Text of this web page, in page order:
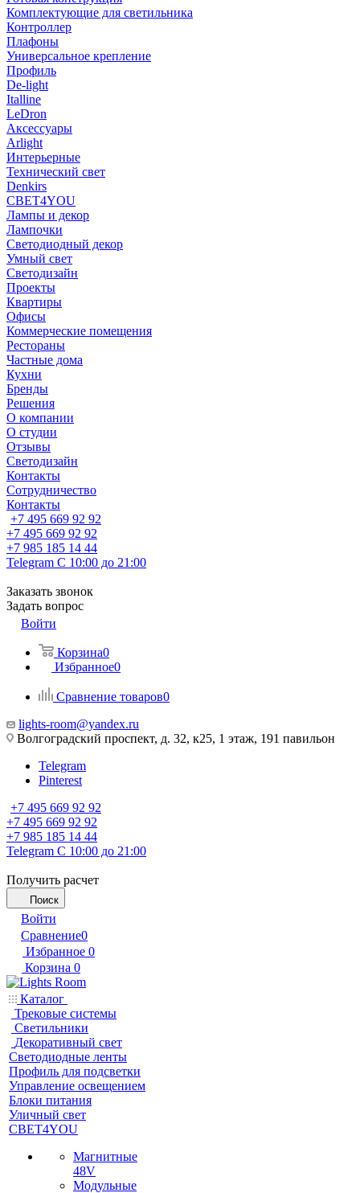
Комплектующие для светильника
Контроллер
Плафоны
Универсальное крепление
Профиль
De-light
Italline
LeDron
Аксессуары
Arlight
Интерьерные
Технический свет
Denkirs
СВЕТ4YOU
Лампы и декор
Лампочки
Светодиодный декор
Умный свет
Светодизайн
Проекты
Квартиры
Офисы
Коммерческие помещения
Рестораны
Частные дома
Кухни
Бренды
Решения
О компании
О студии
Отзывы
Светодизайн
Контакты
Сотрудничество
Контакты
+7 495 669 92 92
+7 495 669 92 92
+7 985 185 14 44
Telegram С 10:00 до 21:00
Заказать звонок
Задать вопрос
Войти
Корзина0
Избранное0
Сравнение товаров0
lights-room@yandex.ru
Волгоградский проспект, д. 32, к25, 1 этаж, 191 павильон
Telegram
Pinterest
+7 495 669 92 92
+7 495 669 92 92
+7 985 185 14 44
Telegram С 10:00 до 21:00
Получить расчет
Поиск
Войти
Сравнение0
Избранное 0
Корзина 0
Каталог
Трековые системы
Светильники
Декоративный свет
Светодиодные ленты
Профиль для подсветки
Управление освещением
Блоки питания
Уличный свет
СВЕТ4YOU
Магнитные
48V
Модульные